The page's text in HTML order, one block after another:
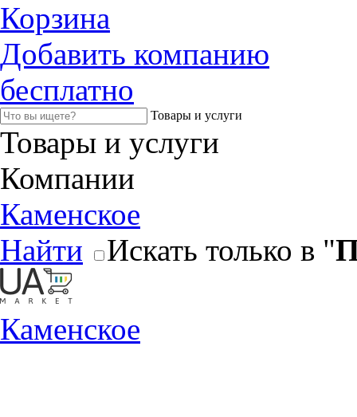
Корзина
Добавить компанию
бесплатно
Товары и услуги
Товары и услуги
Компании
Каменское
Найти
Искать только в "
Каменское